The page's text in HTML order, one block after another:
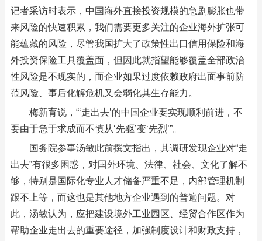
记者采访时表示，中国海外直接投资规模的急剧膨胀也带
来风险的快速积累，我们需要更多关注的企业海外扩张可
能蕴藏的风险，尽管我国扩大了政策性出口信用保险和海
外投资保险工具覆盖面，但因此就指望能够覆盖全部政治
性风险是不现实的，而企业如果过度依赖政府出面事前防
范风险、事后化解危机又会弱化其生存能力。
梅新育说，“‘走出去’的中国企业要实现顺利前进，不
要由于急于求成而不慎从‘先驱’变‘先烈’”。
国务院参事汤敏此前撰文指出，其调研发现企业对“走
出去”有很多困惑，对国外环境、法律、社会、文化了解不
够，特别是国际化专业人才储备严重不足，内部管理机制
跟不上等，而这也是其他地方企业遇到的普遍问题。对
此，汤敏认为，应把建设境外工业园区、经贸合作区作为
帮助企业走出去的重要途径，加强制度设计和财政支持，